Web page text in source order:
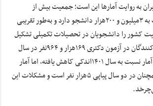
به روایت آمارها این است؛ جمعیت بیش از
۸۸میلیون نفری، قریب به ۳میلیون و ۲۰۰هزار دانشجو دارد و به‌طور تقریبی
کشور را دانشجویان در تحصیلات تکمیلی تشکیل
می‌دهند. آمار شرکت‌کنندگان در آزمون دکتری ۱۶۹هزار و ۹۶۴نفر در سال
۱۴۰۲بوده؛ اگر چه این آمار نسبت به سال ۱۴۰۱اندکی کاهش یافته، اما آمار
بیکارهای این مقطع همچنان در دو سال پیاپی ۵هزار نفر است و مشکلات این